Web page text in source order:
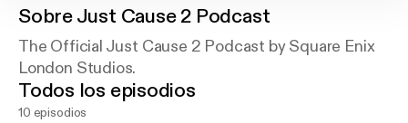
SobreJust Cause 2 Podcast
The Official Just Cause 2 Podcast by Square Enix
London Studios.
Todos los episodios
10 episodios